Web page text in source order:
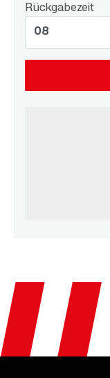
Rückgabezeit